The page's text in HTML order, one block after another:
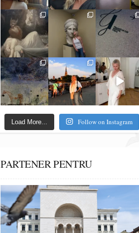
Load More... Follow on Instagram
PARTENER PENTRU